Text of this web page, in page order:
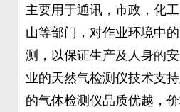
主要用于通讯，市政，化
山等部门，对作业环境中
测，以保证生产及人身的
业的天然气检测仪技术支
的气体检测仪品质优越，价